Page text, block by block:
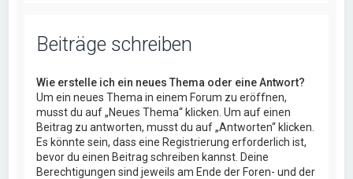
Beiträge schreiben
Wie erstelle ich ein neues Thema oder eine Antwort?
Um ein neues Thema in einem Forum zu eröffnen,
musst du auf „Neues Thema“ klicken. Um auf einen
Beitrag zu antworten, musst du auf „Antworten“ klicken.
Es könnte sein, dass eine Registrierung erforderlich ist,
bevor du einen Beitrag schreiben kannst. Deine
Berechtigungen sind jeweils am Ende der Foren- und der